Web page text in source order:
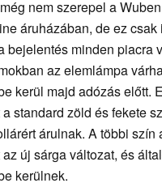
nem szerepel a
áruházában, de ez csak
bejelentés minden piacra
az elemlámpa
kerül majd adózás előtt.
standard zöld és fekete
árulnak. A többi szín
új sárga változat, és
kerülnek.